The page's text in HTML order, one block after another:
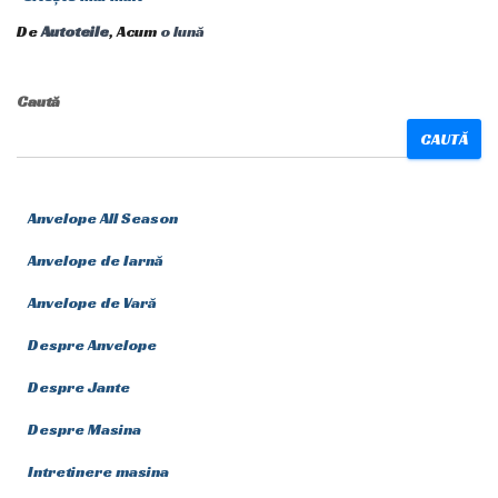
DeAutoteile, Acum o lună
Caută
CAUTĂ
Anvelope All Season
Anvelope de Iarnă
Anvelope de Vară
Despre Anvelope
Despre Jante
Despre Masina
Intretinere masina